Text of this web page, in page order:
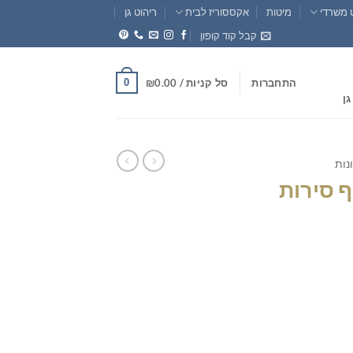
משרדי מיטות אקססוריז לבית
ריהוט גן
קבל קוד קופון
התחברות סל קניות / ₪0.00
0
סירות